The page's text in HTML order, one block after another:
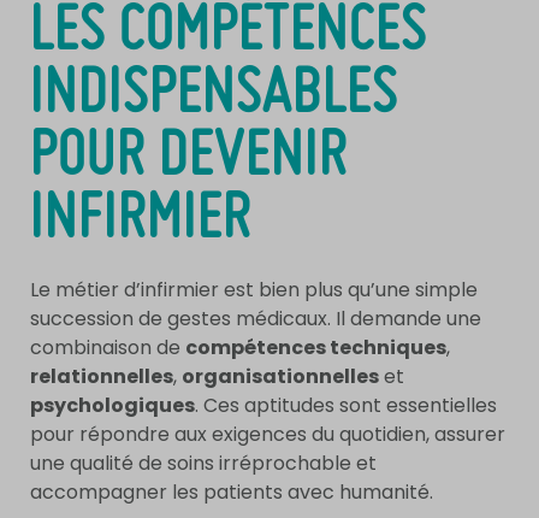
LES COMPÉTENCES
INDISPENSABLES
POUR DEVENIR
INFIRMIER
Le métier d’infirmier est bien plus qu’une simple
succession de gestes médicaux. Il demande une
combinaison de compétences techniques,
relationnelles, organisationnelleset
psychologiques. Ces aptitudes sont essentielles
pour répondre aux exigences du quotidien, assurer
une qualité de soins irréprochable et
accompagner les patients avec humanité.